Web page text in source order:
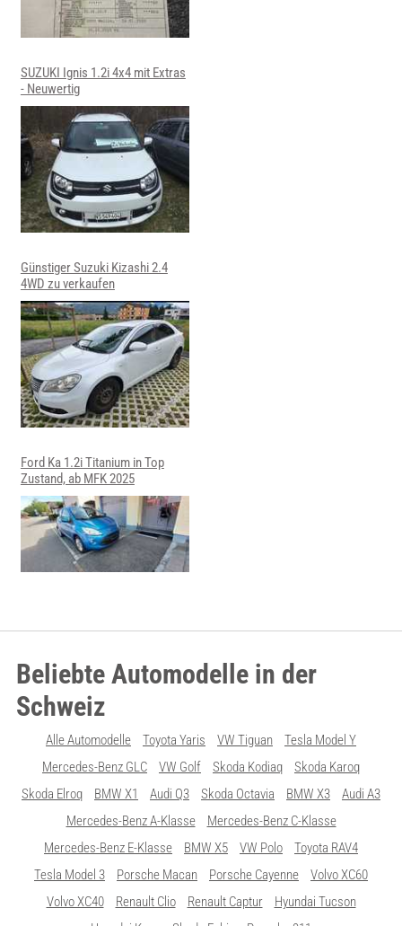
SUZUKI Ignis 1.2i 4x4 mit Extras
- Neuwertig
Günstiger Suzuki Kizashi 2.4
4WD zu verkaufen
Ford Ka 1.2i Titanium in Top
Zustand, ab MFK 2025
Beliebte Automodelle in der
Schweiz
Alle Automodelle Toyota Yaris VW Tiguan
Tesla Model Y
Mercedes-Benz GLC
VW Golf Skoda Kodiaq
Skoda Karoq
Skoda Elroq
BMW X1 Audi Q3 Skoda Octavia BMW X3
Audi A3
Mercedes-Benz A-Klasse
Mercedes-Benz C-Klasse
Mercedes-Benz E-Klasse
BMW X5 VW Polo
Toyota RAV4
Tesla Model 3
Porsche Macan Porsche Cayenne
Volvo XC60
Volvo XC40
Renault Clio Renault Captur
Hyundai Tucson